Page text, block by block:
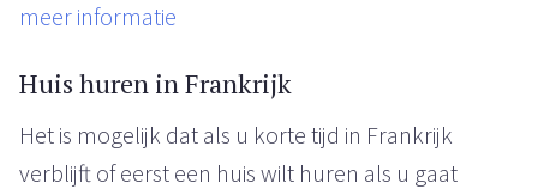
meer informatie
Huis huren in Frankrijk
Het is mogelijk dat als u korte tijd in Frankrijk
verblijft of eerst een huis wilt huren als u gaat